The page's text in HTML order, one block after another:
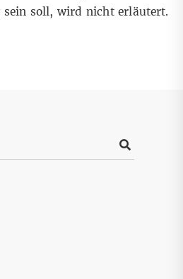
sein soll, wird nicht erläutert.